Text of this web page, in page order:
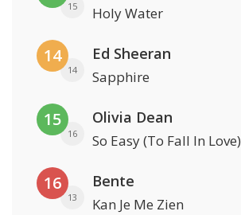
15 Holy Water
14
14
Ed Sheeran
Sapphire
15
16
Olivia Dean
So Easy (To Fall In Love)
16
13
Bente
Kan Je Me Zien